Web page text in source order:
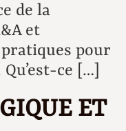
de la
et
pour
ce […]
ET